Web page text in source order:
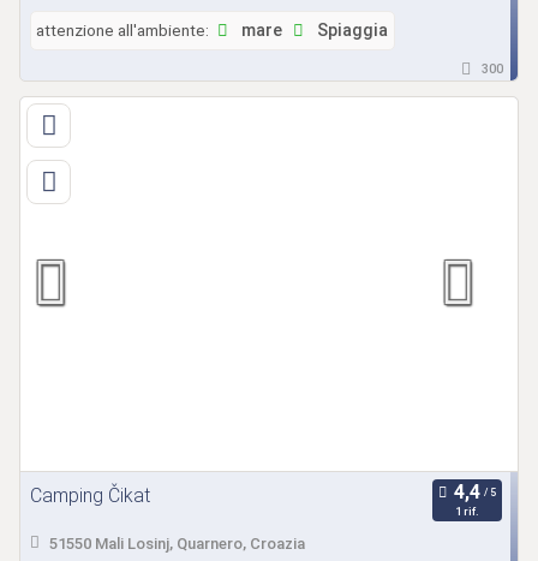
attenzione all'ambiente: mare Spiaggia
300
Camping Čikat
1 rif.
51550 Mali Losinj, Quarnero, Croazia